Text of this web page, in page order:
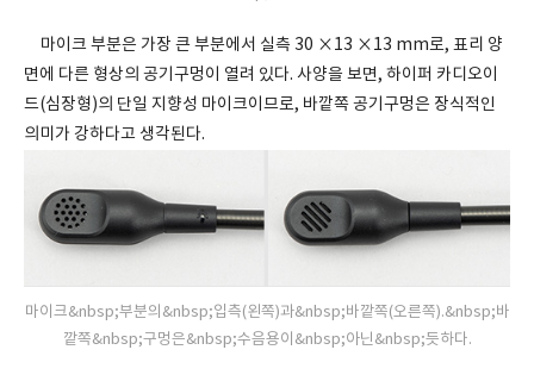
마이크 부분은 가장 큰 부분에서 실측 30 ×13 ×13 mm로, 표리 양
면에 다른 형상의 공기구멍이 열려 있다. 사양을 보면, 하이퍼 카디오이
드(심장형)의 단일 지향성 마이크이므로, 바깥쪽 공기구멍은 장식적인
의미가 강하다고 생각된다.
마이크&nbsp;부분의&nbsp;입측(왼쪽)과&nbsp;바깥쪽(오른쪽).&nbsp;바
깥쪽&nbsp;구멍은&nbsp;수음용이&nbsp;아닌&nbsp;듯하다.